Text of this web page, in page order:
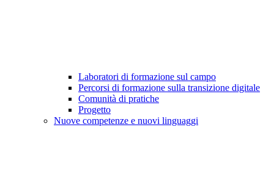
Laboratori di formazione sul campo
Percorsi di formazione sulla transizione digitale
Comunità di pratiche
Progetto
Nuove competenze e nuovi linguaggi